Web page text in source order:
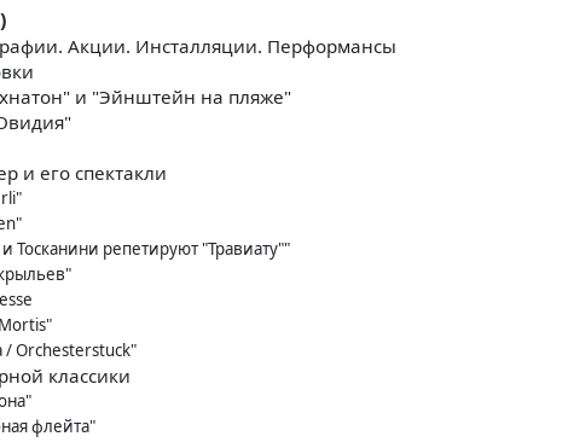
Акции. Инсталляции. Перформансы
и "Эйнштейн на пляже"
и его спектакли
Тосканини репетируют "Травиату""
/ Orchesterstuck"
классики
флейта"